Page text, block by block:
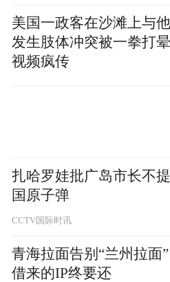
Notice: The content
pictures and audios if any)
by the user of Dafeng Hao,
platform and merely
space services.”
美国一政客在沙滩上与
发生肢体冲突被一拳打晕
视频疯传
扎哈罗娃批广岛市长不
国原子弹
CCTV国际时讯
青海拉面告别“兰州拉面”
借来的IP终要还